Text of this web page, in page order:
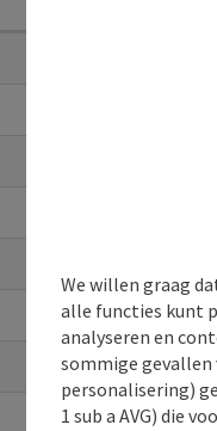
We willen graag
alle functies kunt
analyseren en
sommige gevallen
personalisering)
1 sub a AVG) die